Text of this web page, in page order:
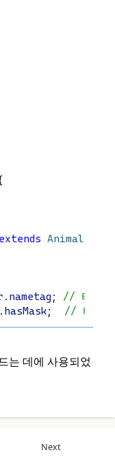
extends Animal
. nametag ;
// 타입검
. hasMask; // 타입
는 데에 사용되었
Next